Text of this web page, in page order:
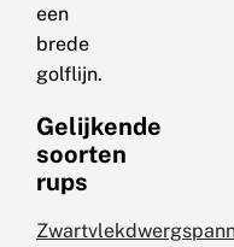
een
brede
golflijn.
Gelijkende
soorten
rups